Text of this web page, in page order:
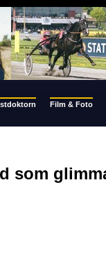
Film & Foto
som